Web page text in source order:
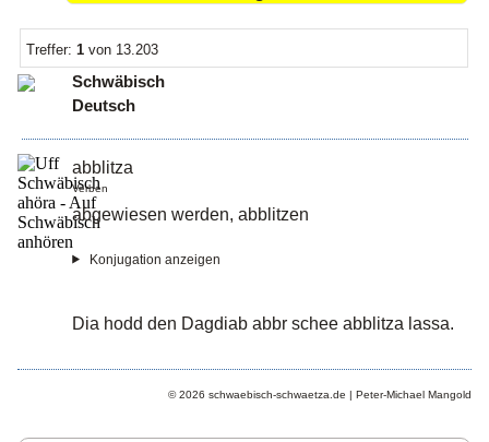
Treffer: 1 von 13.203
Schwäbisch
Deutsch
abblitza
Verben
abgewiesen werden, abblitzen
Dia hodd den Dagdiab abbr schee abblitza lassa.
© 2026 schwaebisch-schwaetza.de | Peter-Michael Mangold